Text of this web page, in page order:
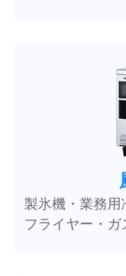
製氷機・業務用
フライヤー・